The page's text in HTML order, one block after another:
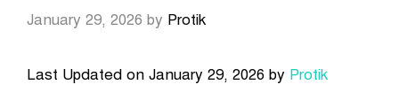
January 29, 2026 by Protik
Last Updated on January 29, 2026 by Protik